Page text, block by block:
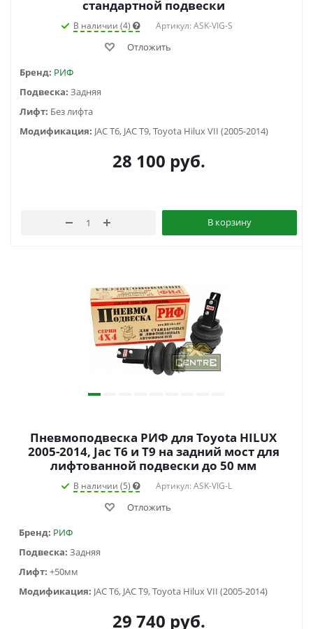
стандартной подвески
В наличии (4) Артикул: ASK-VIG-S
Отложить
Бренд: РИФ
Подвеска: Задняя
Лифт: Без лифта
Модификация: JAC T6, JAC T9, Toyota Hilux VII (2005-2014)
28 100 руб.
В корзину
Пневмоподвеска РИФ для Toyota HILUX
2005-2014, Jac T6 и T9 на задний мост для
лифтованной подвески до 50 мм
В наличии (5) Артикул: ASK-VIG-L
Отложить
Бренд: РИФ
Подвеска: Задняя
Лифт: +50мм
Модификация: JAC T6, JAC T9, Toyota Hilux VII (2005-2014)
29 740 руб.